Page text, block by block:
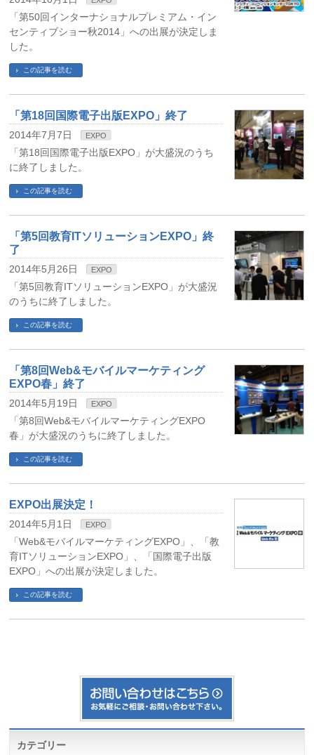
「第50回インターナショナルプレミアム・イン
センティブショー秋2014」への出展が決定しま
した。
この記事を読む
「第18回国際電子出版EXPO」終了
2014年7月7日 EXPO
「第18回国際電子出版EXPO」が大盛況のうち
に終了しました。
この記事を読む
「第5回教育ITソリューションEXPO」終
了
2014年5月26日 EXPO
「第5回教育ITソリューションEXPO」が大盛況
のうちに終了しました。
この記事を読む
「第8回Web&モバイルマーケティング
EXPO春」終了
2014年5月19日 EXPO
「第8回Web&モバイルマーケティングEXPO
春」が大盛況のうちに終了しました。
この記事を読む
EXPO出展決定！
2014年5月1日 EXPO
「Web&モバイルマーケティングEXPO」、「教
育ITソリューションEXPO」、「国際電子出版
EXPO」への出展が決定しました。
この記事を読む
カテゴリー